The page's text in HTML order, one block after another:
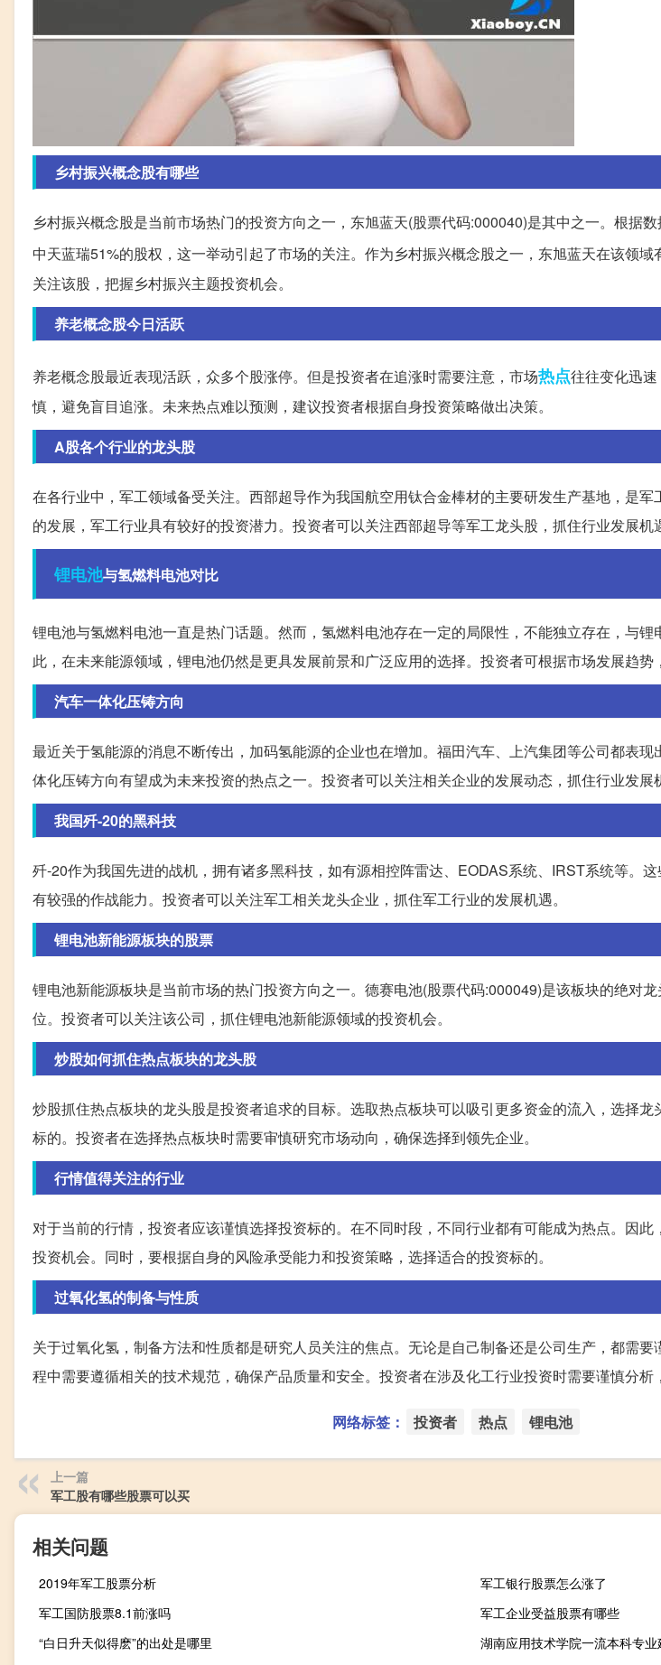
乡村振兴概念股有哪些
乡村振兴概念股是当前市场热门的投资方向之一，东旭蓝天(股票代码:000040)是其中之一。根据
中天蓝瑞51%的股权，这一举动引起了市场的关注。作为乡村振兴概念股之一，东旭蓝天在该领域
关注该股，把握乡村振兴主题投资机会。
养老概念股今日活跃
养老概念股最近表现活跃，众多个股涨停。但是投资者在追涨时需要注意，市场热点往往变化迅
慎，避免盲目追涨。未来热点难以预测，建议投资者根据自身投资策略做出决策。
A股各个行业的龙头股
在各行业中，军工领域备受关注。西部超导作为我国航空用钛合金棒材的主要研发生产基地，是
的发展，军工行业具有较好的投资潜力。投资者可以关注西部超导等军工龙头股，抓住行业发展机
锂电池与氢燃料电池对比
锂电池与氢燃料电池一直是热门话题。然而，氢燃料电池存在一定的局限性，不能独立存在，与
此，在未来能源领域，锂电池仍然是更具发展前景和广泛应用的选择。投资者可根据市场发展趋势
汽车一体化压铸方向
最近关于氢能源的消息不断传出，加码氢能源的企业也在增加。福田汽车、上汽集团等公司都表
体化压铸方向有望成为未来投资的热点之一。投资者可以关注相关企业的发展动态，抓住行业发展
我国歼-20的黑科技
歼-20作为我国先进的战机，拥有诸多黑科技，如有源相控阵雷达、EODAS系统、IRST系统等。
有较强的作战能力。投资者可以关注军工相关龙头企业，抓住军工行业的发展机遇。
锂电池新能源板块的股票
锂电池新能源板块是当前市场的热门投资方向之一。德赛电池(股票代码:000049)是该板块的绝对
位。投资者可以关注该公司，抓住锂电池新能源领域的投资机会。
炒股如何抓住热点板块的龙头股
炒股抓住热点板块的龙头股是投资者追求的目标。选取热点板块可以吸引更多资金的流入，选择
标的。投资者在选择热点板块时需要审慎研究市场动向，确保选择到领先企业。
行情值得关注的行业
对于当前的行情，投资者应该谨慎选择投资标的。在不同时段，不同行业都有可能成为热点。因
投资机会。同时，要根据自身的风险承受能力和投资策略，选择适合的投资标的。
过氧化氢的制备与性质
关于过氧化氢，制备方法和性质都是研究人员关注的焦点。无论是自己制备还是公司生产，都需
程中需要遵循相关的技术规范，确保产品质量和安全。投资者在涉及化工行业投资时需要谨慎分析
网络标签： 投资者 热点 锂电池
上一篇
军工股有哪些股票可以买
相关问题
2019年军工股票分析
军工银行股票怎么涨了
军工国防股票8.1前涨吗
军工企业受益股票有哪些
“白日升天似得麽”的出处是哪里
湖南应用技术学院一流本科专